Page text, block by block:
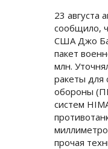
23 августа
сообщило,
США Джо
пакет
млн.
ракеты для
обороны
систем
прочая